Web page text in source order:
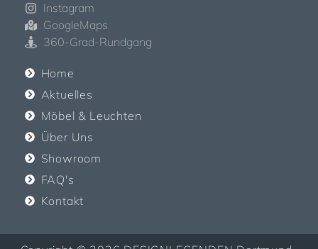
Instagram
GoogleMaps
360-Grad-Rundgang
Home
Aktuelles
Möbel & Leuchten
Über Uns
Showroom
FAQ's
Kontakt